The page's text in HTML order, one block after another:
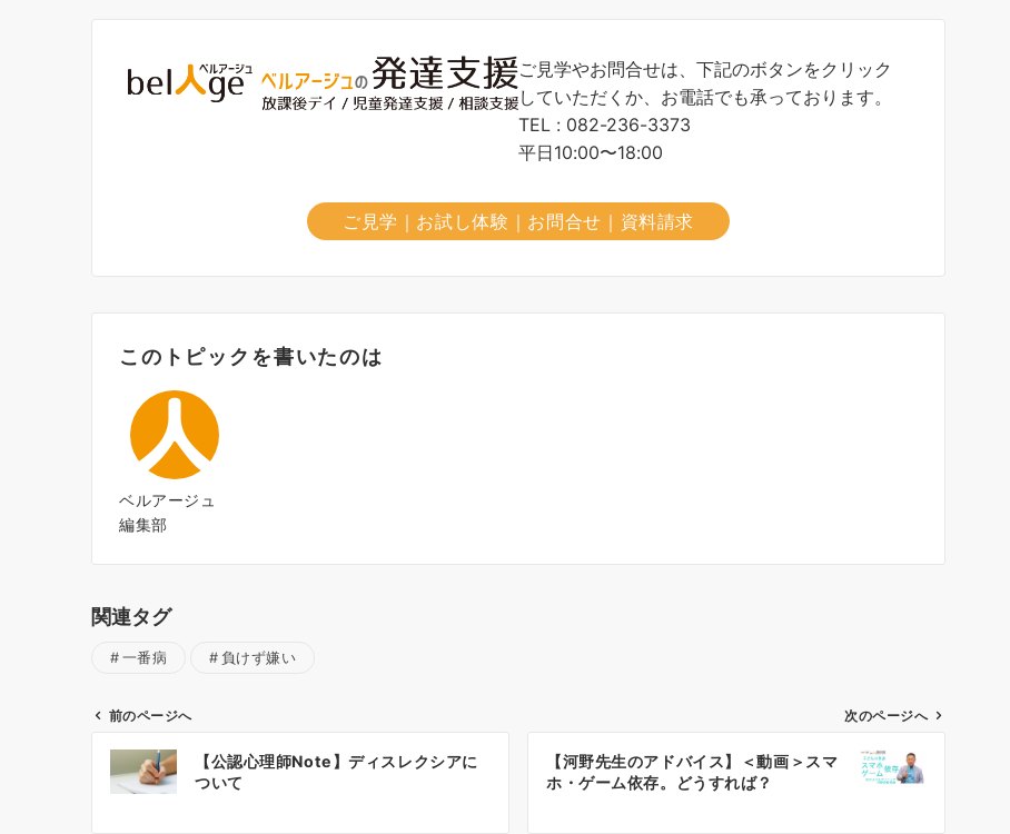
ご見学やお問合せは、下記のボタンをクリック
していただくか、お電話でも承っております。
TEL : 082-236-3373
平日10:00〜18:00
ご見学｜お試し体験｜お問合せ｜資料請求
このトピックを書いたのは
ベルアージュ
編集部
関連タグ
一番病 負けず嫌い
投
稿
前のページへ
【公認心理師Note】ディスレクシアに
ついて
次のページへ
【河野先生のアドバイス】＜動画＞スマ
ホ・ゲーム依存。どうすれば？